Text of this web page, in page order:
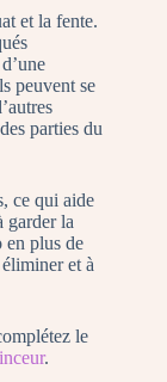
et la fente.
peuvent se
parties du
ce qui aide
garder la
en plus de
et à
le
.